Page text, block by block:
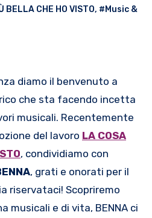
BELLA CHE HO VISTO, #Music &
diamo il benvenuto a
che sta facendo incetta
musicali. Recentemente
del lavoro LA COSA
, condividiamo con
, grati e onorati per il
riservataci! Scopriremo
musicali e di vita, BENNA ci